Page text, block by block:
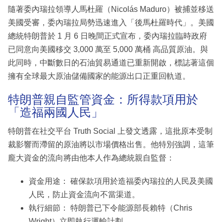
隨著委內瑞拉領導人馬杜羅（Nicolás Maduro）被捕並移送
美國受審，委內瑞拉局勢迅速進入「後馬杜羅時代」。美國
總統特朗普於 1 月 6 日晚間正式宣布，委內瑞拉臨時政府
已同意向美國移交 3,000 萬至 5,000 萬桶 高品質原油。與
此同時，中斷數日的石油貿易通道已重新開啟，標誌著這個
擁有全球最大原油儲備國家的能源出口正重回軌道。
特朗普親自監管資金：所得款項用於
「造福兩國人民」
特朗普在社交平台 Truth Social 上發文透露，這批原本受制
裁影響而滯留的原油將以市場價格出售。他特別強調，這筆
龐大資金的流向將由他本人作為總統親自監督：
資金用途： 確保款項用於造福委內瑞拉的人民及美國
人民，防止資金流向不當渠道。
執行細節： 特朗普已下令能源部長賴特（Chris